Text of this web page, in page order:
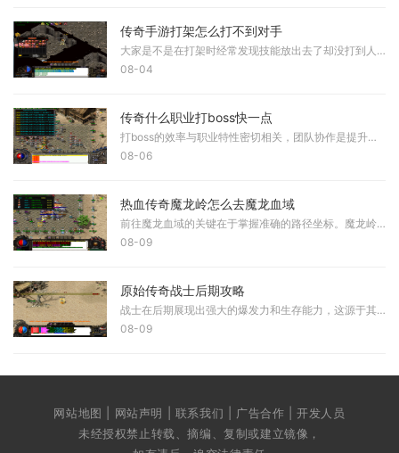
传奇手游打架怎么打不到对手
大家是不是在打架时经常发现技能放出去了却没打到人，这个问题其实挺常见的，主要是操作和设置方面需要调整。练好基础操作可以让你的命中率大大提高。打架时要熟悉自己的技能
08-04
传奇什么职业打boss快一点
打boss的效率与职业特性密切相关，团队协作是提升打boss效率的基础方式。通过组队可以让不同职业的玩家发挥各自优势，例如战士负责承受伤害，法师进行远程输出，道士提供治疗和辅
08-06
热血传奇魔龙岭怎么去魔龙血域
前往魔龙血域的关键在于掌握准确的路径坐标。魔龙岭地图共有四个进出口，其中坐标为(19,39)和(248,37)的位置分别是西魔龙关和东魔龙关的入口。这两个关口都可以作为前往魔龙血域的
08-09
原始传奇战士后期攻略
战士在后期展现出强大的爆发力和生存能力，这源于其核心技能体系的完善。进入后期阶段，战士应当优先掌握开天斩、逐日剑法、困龙诀与狮子吼等专属神技，这些技能能够在战斗中
08-09
网站地图 | 网站声明 | 联系我们 | 广告合作 | 开发人员
未经授权禁止转载、摘编、复制或建立镜像，